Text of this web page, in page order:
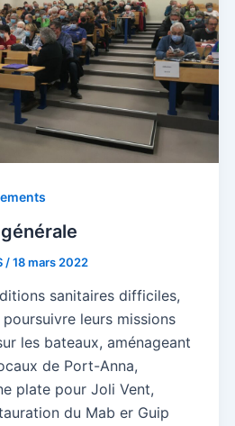
/18 mars 2022
sanitaires difficiles,
leurs missions
les bateaux, aménageant
de Port-Anna,
plate pour Joli Vent,
du Mab er Guip